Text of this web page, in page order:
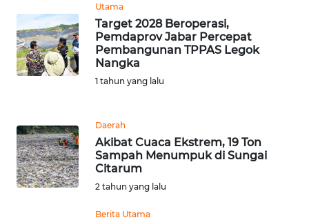
Utama
Target 2028 Beroperasi,
Pemdaprov Jabar Percepat
Pembangunan TPPAS Legok
Nangka
1 tahun yang lalu
Daerah
Akibat Cuaca Ekstrem, 19 Ton
Sampah Menumpuk di Sungai
Citarum
2 tahun yang lalu
Berita Utama
WN
RIAU
WN
WN
JAMBI
WN
SULTRA